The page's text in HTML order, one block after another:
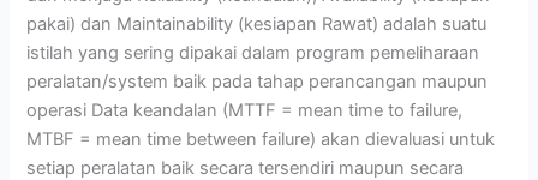
pakai) dan Maintainability (kesiapan Rawat) adalah suatu
istilah yang sering dipakai dalam program pemeliharaan
peralatan/system baik pada tahap perancangan maupun
operasi Data keandalan (MTTF = mean time to failure,
MTBF = mean time between failure) akan dievaluasi untuk
setiap peralatan baik secara tersendiri maupun secara